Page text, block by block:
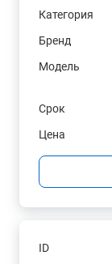
Категория
Бренд
Модель
Срок
Цена
ID